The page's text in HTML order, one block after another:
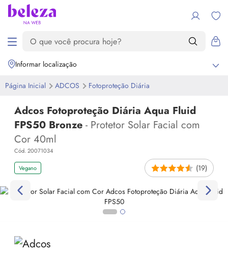
Informar localização
Página Inicial ADCOS Fotoproteção Diária
Adcos Fotoproteção Diária Aqua Fluid
FPS50 Bronze - Protetor Solar Facial com
Cor 40ml
Cód. 20071034
Vegano (19)